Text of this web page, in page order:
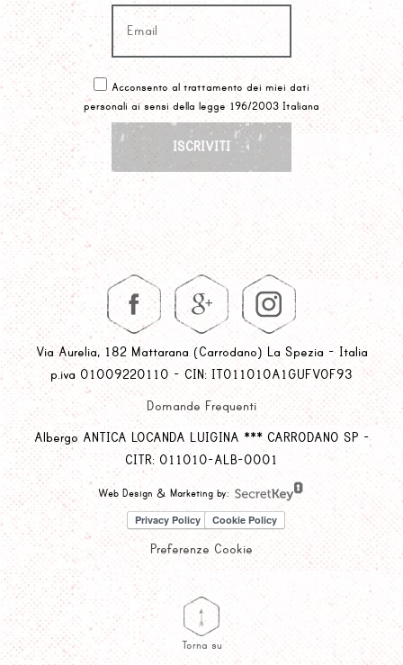
Acconsento al trattamento dei miei dati
personali ai sensi della legge 196/2003 Italiana
Via Aurelia, 182 Mattarana (Carrodano) La Spezia - Italia
p.iva 01009220110 - CIN: IT011010A1GUFVOF93
Domande Frequenti
Albergo ANTICA LOCANDA LUIGINA *** CARRODANO SP -
CITR: 011010-ALB-0001
Web Design & Marketing by:
Preferenze Cookie
Torna su